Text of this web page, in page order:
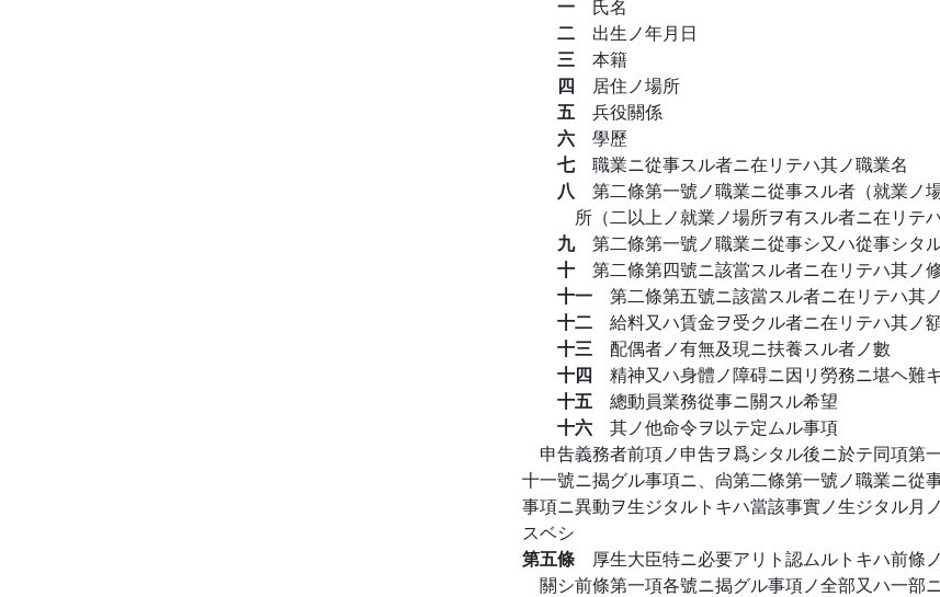
一 氏名
二 出生ノ年月日
三 本籍
四 居住ノ場所
五 兵役關係
六 學歷
七 職業ニ從事スル者ニ在リテハ其ノ職業名
八 第二條第一號ノ職業ニ從事スル者（就業ノ
所（二以上ノ就業ノ場所ヲ有スル者ニ在リテ
九 第二條第一號ノ職業ニ從事シ又ハ從事シタ
十 第二條第四號ニ該當スル者ニ在リテハ其ノ
十一 第二條第五號ニ該當スル者ニ在リテハ其
十二 給料又ハ賃金ヲ受クル者ニ在リテハ其ノ
十三 配偶者ノ有無及現ニ扶養スル者ノ數
十四 精神又ハ身體ノ障碍ニ因リ勞務ニ堪ヘ難
十五 總動員業務從事ニ關スル希望
十六 其ノ他命令ヲ以テ定ムル事項
申吿義務者前項ノ申吿ヲ爲シタル後ニ於テ同項第
十一號ニ揭グル事項ニ、尙第二條第一號ノ職業ニ從
事項ニ異動ヲ生ジタルトキハ當該事實ノ生ジタル月
スベシ
第五條 厚生大臣特ニ必要アリト認ムルトキハ前條
關シ前條第一項各號ニ揭グル事項ノ全部又ハ一部